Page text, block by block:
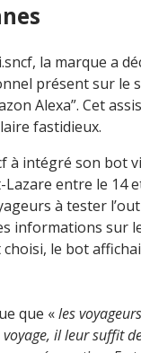
la marque a
présent sur le
Alexa”. Cet
fastidieux.
intégré son bot
entre le 14
à tester
informations sur
le bot
que «les
il leur suffit